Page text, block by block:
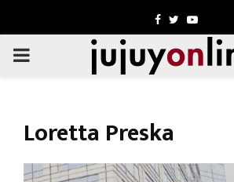
Facebook
TwitterYoutube
PRIMARY
Loretta Preska